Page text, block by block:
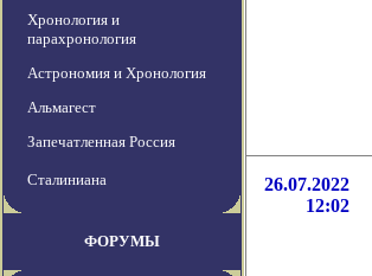
Хронология и
парахронология
Астрономия и Хронология
Альмагест
Запечатленная Россия
Сталиниана
ФОРУМЫ
26.07.2022
12:02